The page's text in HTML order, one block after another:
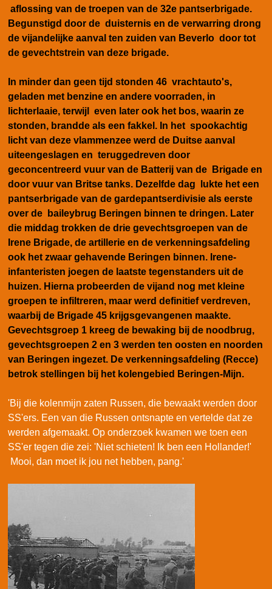
aflossing van de troepen van de 32e pantserbrigade.
Begunstigd door de duisternis en de verwarring drong
de vijandelijke aanval ten zuiden van Beverlo door tot
de gevechtstrein van deze brigade.
In minder dan geen tijd stonden 46 vrachtauto's,
geladen met benzine en andere voorraden, in
lichterlaaie, terwijl even later ook het bos, waarin ze
stonden, brandde als een fakkel. In het spookachtig
licht van deze vlammenzee werd de Duitse aanval
uiteengeslagen en teruggedreven door
geconcentreerd vuur van de Batterij van de Brigade en
door vuur van Britse tanks. Dezelfde dag lukte het een
pantserbrigade van de gardepantserdivisie als eerste
over de baileybrug Beringen binnen te dringen. Later
die middag trokken de drie gevechtsgroepen van de
Irene Brigade, de artillerie en de verkenningsafdeling
ook het zwaar gehavende Beringen binnen. Irene-
infanteristen joegen de laatste tegenstanders uit de
huizen. Hierna probeerden de vijand nog met kleine
groepen te infiltreren, maar werd definitief verdreven,
waarbij de Brigade 45 krijgsgevangenen maakte.
Gevechtsgroep 1 kreeg de bewaking bij de noodbrug,
gevechtsgroepen 2 en 3 werden ten oosten en noorden
van Beringen ingezet. De verkenningsafdeling (Recce)
betrok stellingen bij het kolengebied Beringen-Mijn.
'Bij die kolenmijn zaten Russen, die bewaakt werden door
SS'ers. Een van die Russen ontsnapte en vertelde dat ze
werden afgemaakt. Op onderzoek kwamen we toen een
SS'er tegen die zei: 'Niet schieten! Ik ben een Hollander!'
Mooi, dan moet ik jou net hebben, pang.'